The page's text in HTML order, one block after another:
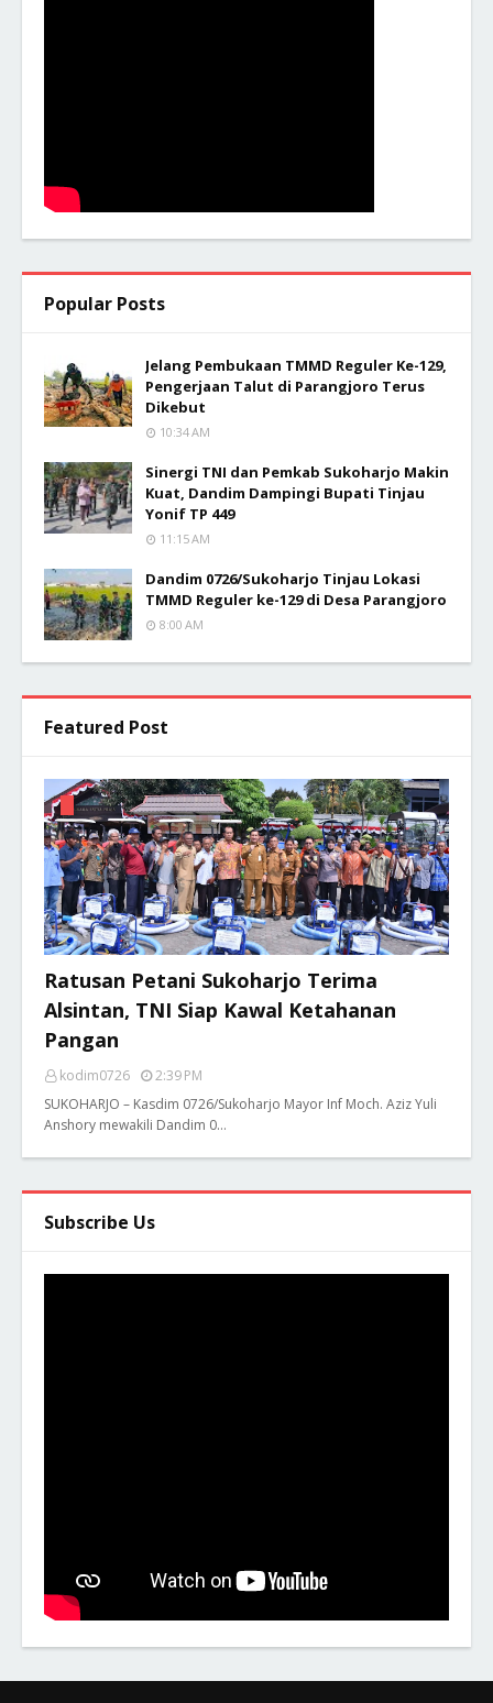
Popular Posts
Jelang Pembukaan TMMD Reguler Ke-129,
Pengerjaan Talut di Parangjoro Terus
Dikebut
10:34 AM
Sinergi TNI dan Pemkab Sukoharjo Makin
Kuat, Dandim Dampingi Bupati Tinjau
Yonif TP 449
11:15 AM
Dandim 0726/Sukoharjo Tinjau Lokasi
TMMD Reguler ke-129 di Desa Parangjoro
8:00 AM
Featured Post
Ratusan Petani Sukoharjo Terima
Alsintan, TNI Siap Kawal Ketahanan
Pangan
kodim0726
2:39 PM
SUKOHARJO – Kasdim 0726/Sukoharjo Mayor Inf Moch. Aziz Yuli
Anshory mewakili Dandim 0…
Subscribe Us